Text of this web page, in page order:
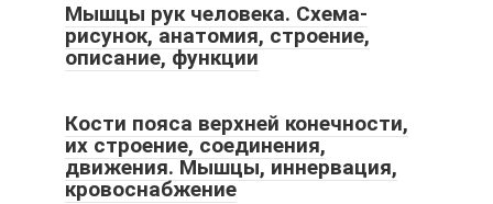
Мышцы рук человека. Схема-
рисунок, анатомия, строение,
описание, функции
Кости пояса верхней конечности,
их строение, соединения,
движения. Мышцы, иннервация,
кровоснабжение